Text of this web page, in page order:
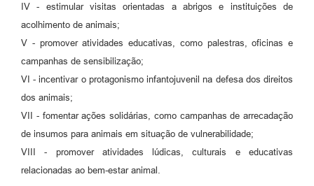
IV - estimular visitas orientadas a abrigos e instituições de
acolhimento de animais;
V - promover atividades educativas, como palestras, oficinas e
campanhas de sensibilização;
VI - incentivar o protagonismo infantojuvenil na defesa dos direitos
dos animais;
VII - fomentar ações solidárias, como campanhas de arrecadação
de insumos para animais em situação de vulnerabilidade;
VIII - promover atividades lúdicas, culturais e educativas
relacionadas ao bem-estar animal.